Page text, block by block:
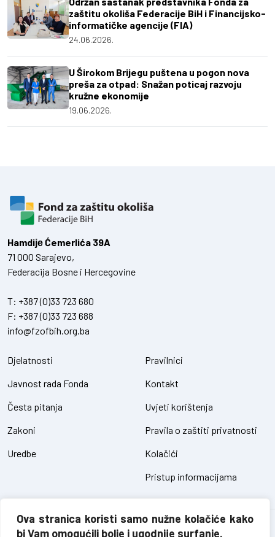
Ova stranica koristi samo nužne kolačiće kako
bi Vam omogućili bolje i ugodnije surfanje.
zaštitu okoliša Federacije BiH i Financijsko-
informatičke agencije (FIA)
24.06.2026.
U Širokom Brijegu puštena u pogon nova
preša za otpad: Snažan poticaj razvoju
kružne ekonomije
19.06.2026.
Hamdiје Ćemerlića 39A
71 000 Sarajevo,
Federacija Bosne i Hercegovine
T: +387 (0)33 723 680
F: +387 (0)33 723 688
info@fzofbih.org.ba
Djelatnosti
Javnost rada Fonda
Česta pitanja
Zakoni
Uredbe
Pravilnici
Kontakt
Uvjeti korištenja
Pravila o zaštiti privatnosti
Kolačići
Pristup informacijama
Fond za zaštitu okoliša FBiH – sva prava pridržana // design and